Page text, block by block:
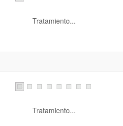
Tratamiento...
Tratamiento...